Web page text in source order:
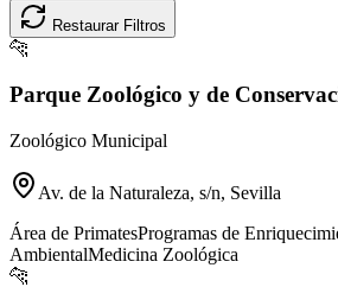
Restaurar Filtros
🐆
Parque Zoológico y de
Zoológico Municipal
Av. de la Naturaleza, s/n, Sevilla
Área de PrimatesProgramas de
AmbientalMedicina Zoológica
🐆